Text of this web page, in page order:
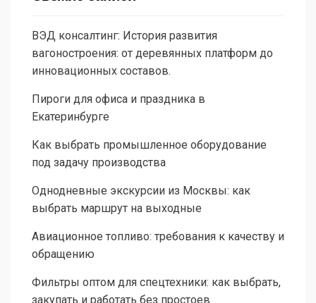
ВЭД консалтинг: История развития
вагоностроения: от деревянных платформ до
инновационных составов.
Пироги для офиса и праздника в
Екатеринбурге
Как выбрать промышленное оборудование
под задачу производства
Однодневные экскурсии из Москвы: как
выбрать маршрут на выходные
Авиационное топливо: требования к качеству и
обращению
Фильтры оптом для спецтехники: как выбрать,
закупать и работать без простоев